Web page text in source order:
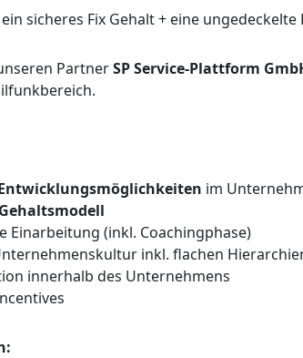
sicheres Fix Gehalt + eine ungedeckelte
PartnerSP Service-Plattform
im
Einarbeitung (inkl. Coachingphase)
inkl. flachen
innerhalb des Unternehmens